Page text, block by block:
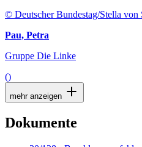
© Deutscher Bundestag/Stella von
Pau, Petra
Gruppe Die Linke
()
mehr anzeigen
Dokumente